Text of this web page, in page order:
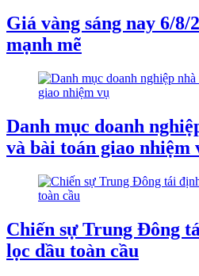
Giá vàng sáng nay 6/8/
mạnh mẽ
Danh mục doanh
và bài toán giao nhiệm
Chiến sự Trung Đông
lọc dầu toàn cầu